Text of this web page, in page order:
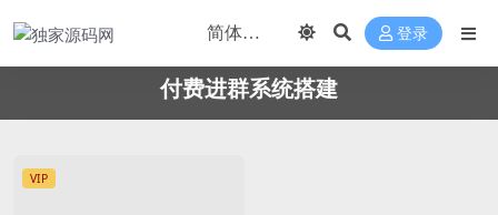
登录
付费进群系统搭建
VIP